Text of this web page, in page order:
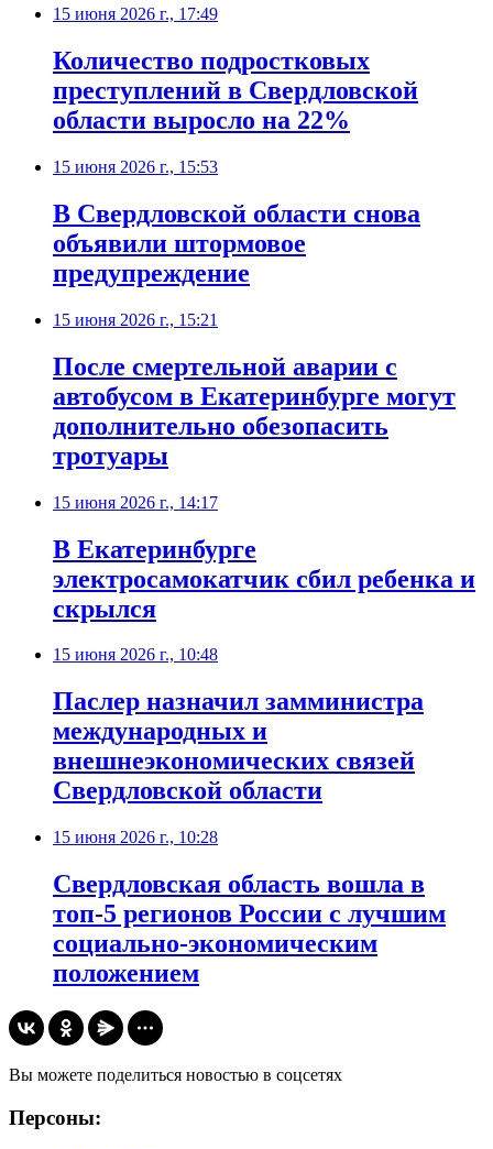
15 июня 2026 г., 17:49
Количество подростковых
преступлений в Свердловской
области выросло на 22%
15 июня 2026 г., 15:53
В Свердловской области снова
объявили штормовое
предупреждение
15 июня 2026 г., 15:21
После смертельной аварии с
автобусом в Екатеринбурге могут
дополнительно обезопасить
тротуары
15 июня 2026 г., 14:17
В Екатеринбурге
электросамокатчик сбил ребенка и
скрылся
15 июня 2026 г., 10:48
Паслер назначил замминистра
международных и
внешнеэкономических связей
Свердловской области
15 июня 2026 г., 10:28
Свердловская область вошла в
топ-5 регионов России с лучшим
социально-экономическим
положением
Вы можете поделиться новостью в соцсетях
Персоны: